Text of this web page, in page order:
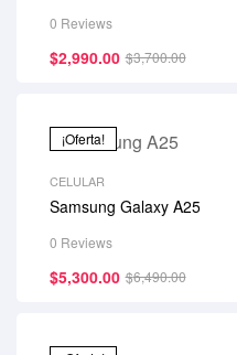
0 Reviews
$3,700.00
$2,990.00
¡Oferta!
CELULAR
Samsung Galaxy A25
0 Reviews
$6,490.00
$5,300.00